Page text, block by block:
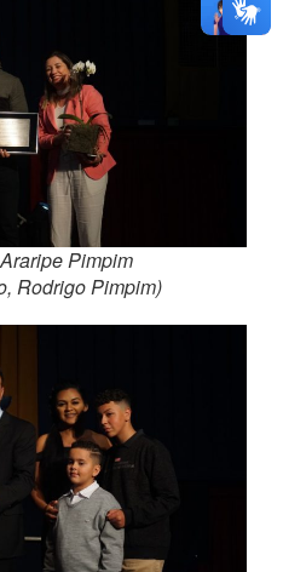
Pimpim
Rodrigo Pimpim)